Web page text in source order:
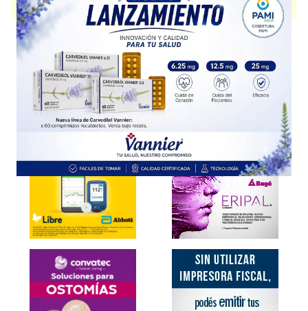
presentación disponible.
Explorar más
Otros productos conmagnesio
Otros productos deDrawer